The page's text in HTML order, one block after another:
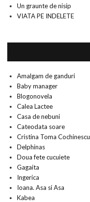
Un graunte de nisip
VIATA PE INDELETE
Amalgam de ganduri
Baby manager
Blogonovela
Calea Lactee
Casa de nebuni
Cateodata soare
Cristina Toma Cochinescu
Delphinas
Doua fete cucuiete
Gagaita
Ingerica
Ioana. Asa si Asa
Kabea